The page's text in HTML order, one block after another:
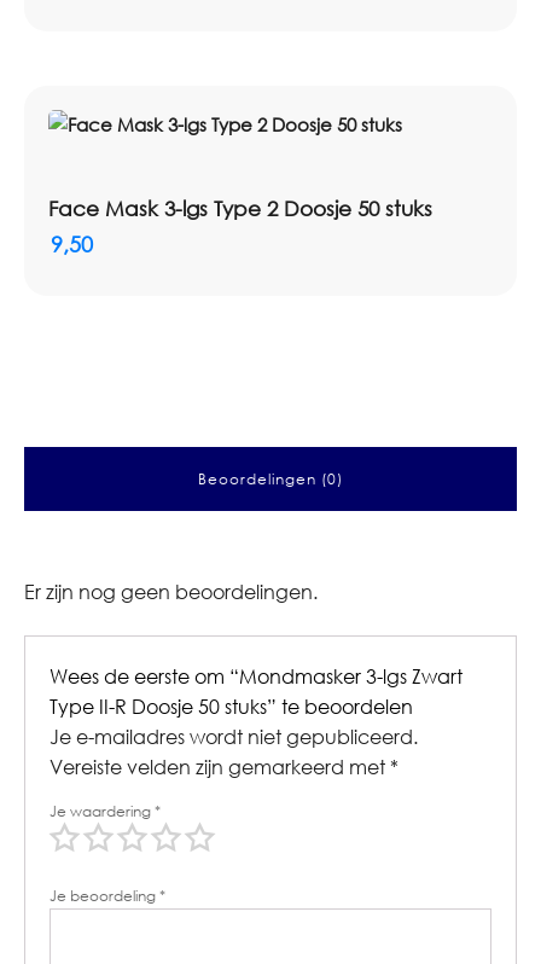
Face Mask 3-lgs Type 2 Doosje 50 stuks
9,50
Beoordelingen (0)
Er zijn nog geen beoordelingen.
Wees de eerste om “Mondmasker 3-lgs Zwart
Type II-R Doosje 50 stuks” te beoordelen
Je e-mailadres wordt niet gepubliceerd.
Vereiste velden zijn gemarkeerd met *
Je waardering*
Je beoordeling*